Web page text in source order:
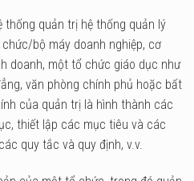
quản trị hệ thống quản lý
bộ máy doanh nghiệp, cơ
doanh, một tổ chức giáo dục như
văn phòng chính phủ hoặc bất
của quản trị là hình thành các
thiết lập các mục tiêu và các
quy tắc và quy định, v.v.